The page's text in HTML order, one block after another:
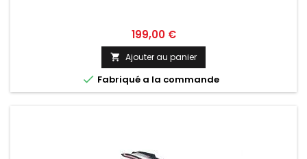
Prix
199,00 €
 Ajouter au panier
 Fabriqué a la commande